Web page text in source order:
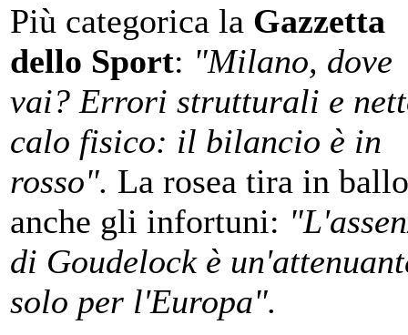
Più categorica la Gazzetta
dello Sport: "Milano, dove
vai? Errori strutturali e
calo fisico: il bilancio è in
rosso". La rosea tira in ballo
anche gli infortuni:
di Goudelock è
solo per l'Europa".